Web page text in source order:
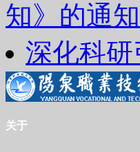
知》的通知
深化科
关于